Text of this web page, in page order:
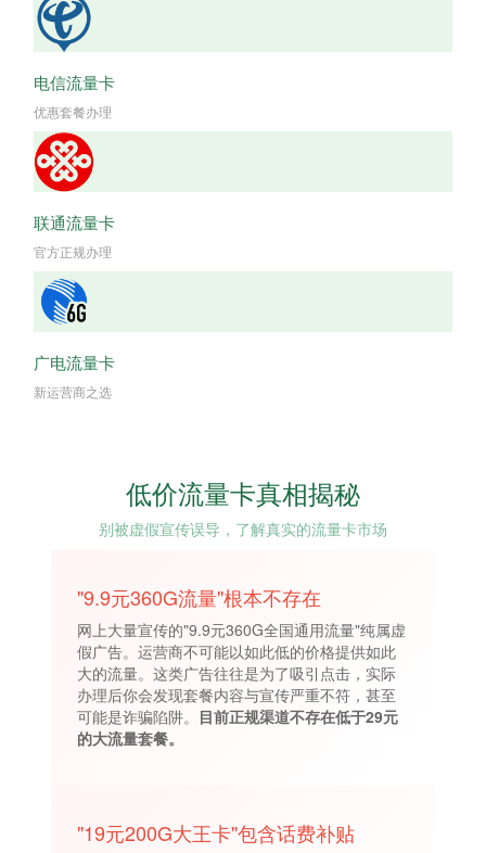
电信流量卡
优惠套餐办理
联通流量卡
官方正规办理
广电流量卡
新运营商之选
低价流量卡真相揭秘
别被虚假宣传误导，了解真实的流量卡市场
"9.9元360G流量"根本不存在
网上大量宣传的"9.9元360G全国通用流量"纯属虚
假广告。运营商不可能以如此低的价格提供如此
大的流量。这类广告往往是为了吸引点击，实际
办理后你会发现套餐内容与宣传严重不符，甚至
可能是诈骗陷阱。 目前正规渠道不存在低于29元
的大流量套餐。
"19元200G大王卡"包含话费补贴